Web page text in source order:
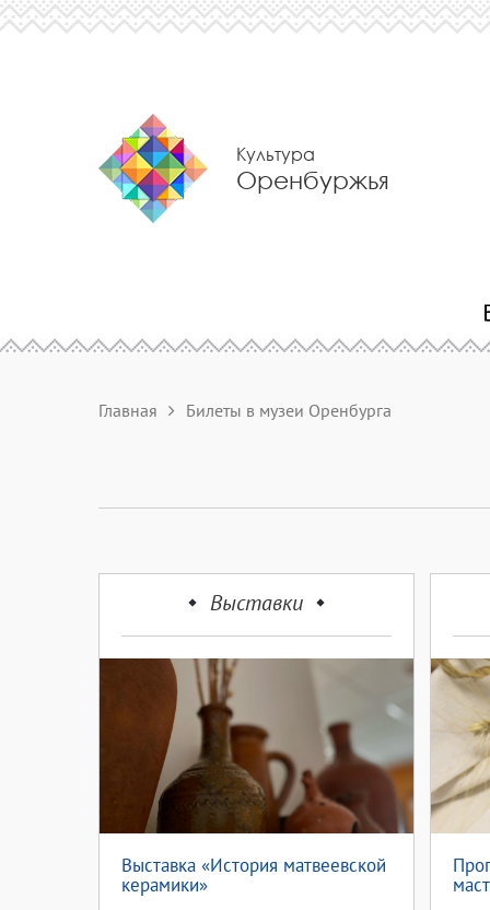
Культура
Оренбуржья
Главная Билеты в музеи Оренбурга
Выставки
Выставка «История матвеевской
керамики»